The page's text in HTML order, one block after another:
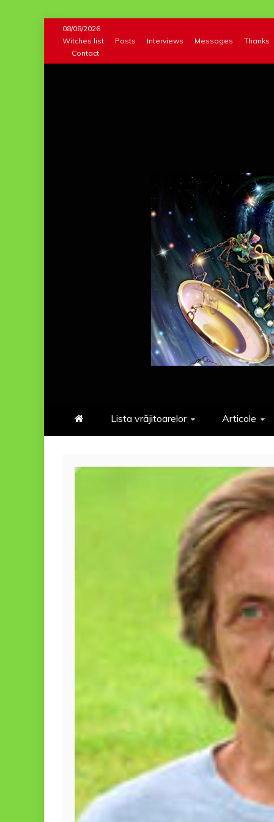
content
08/08/2026
Witches list
Posts Interviews Messages Thanks
Contact
Lista vrăjitoarelor Articole